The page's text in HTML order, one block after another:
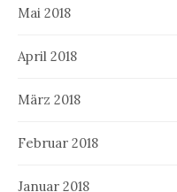
Mai 2018
April 2018
März 2018
Februar 2018
Januar 2018